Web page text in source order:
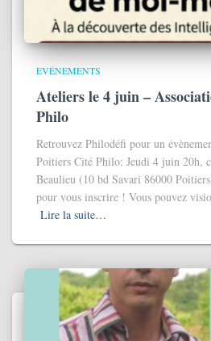
EVÉNEMENTS
Ateliers le 4 juin –
Philo
Retrouvez Philodéfi pour un
Poitiers Cité Philo: Jeudi 4 juin 20h,
Beaulieu (10 bd Savari 86000
pour vous inscrire ! Vous pouvez
Lire la suite…